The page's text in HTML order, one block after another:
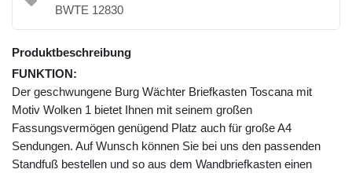
BWTE 12830
Produktbeschreibung
FUNKTION:
Der geschwungene Burg Wächter Briefkasten Toscana mit
Motiv Wolken 1 bietet Ihnen mit seinem großen
Fassungsvermögen genügend Platz auch für große A4
Sendungen. Auf Wunsch können Sie bei uns den passenden
Standfuß bestellen und so aus dem Wandbriefkasten einen